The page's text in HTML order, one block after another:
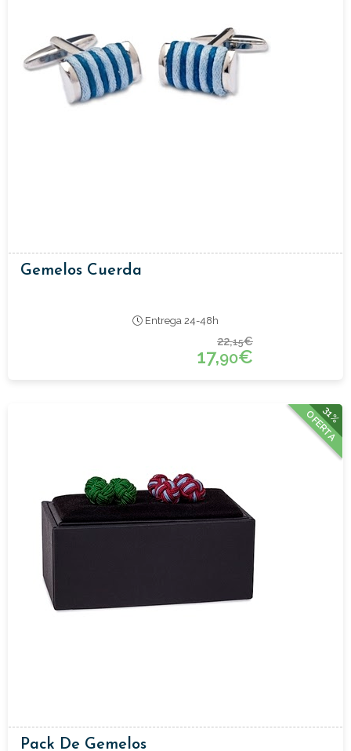
Gemelos Cuerda
Entrega 24-48h
22,15€
17,90€
31%
OFERTA
Pack De Gemelos